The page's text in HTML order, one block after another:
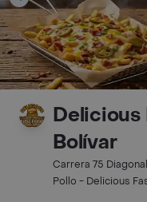
Delicious
Bolívar
Carrera 75
Pollo - Delicious